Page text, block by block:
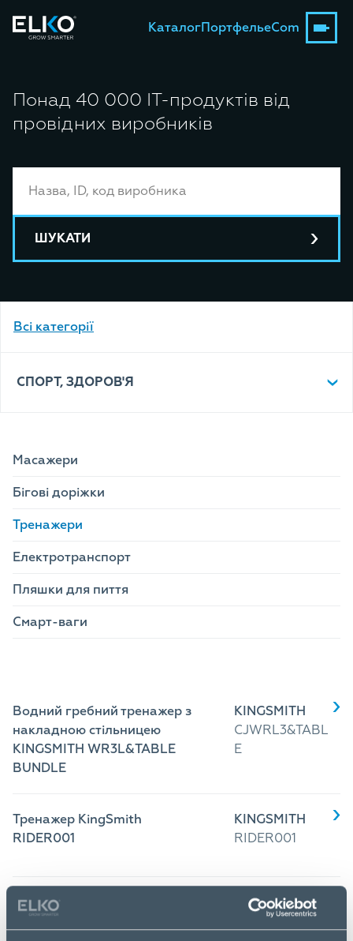
КаталогПортфельeCom
Понад 40 000 ІТ-продуктів від
провідних виробників
ШУКАТИ
Bсі категорії
СПОРТ, ЗДОРОВ'Я
Масажери
Бігові доріжки
Тренажери
Електротранспорт
Пляшки для пиття
Смарт-ваги
Водний гребний тренажер з
накладною стільницею
KINGSMITH WR3L&TABLE
BUNDLE
KINGSMITH
CJWRL3&TABL
E
Тренажер KingSmith
RIDER001
KINGSMITH
RIDER001
Гребний тренажер KingSmith
KINGSMITH
CJRW001